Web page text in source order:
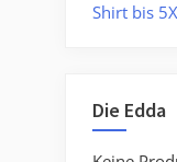
Shirt bis
Die Edda